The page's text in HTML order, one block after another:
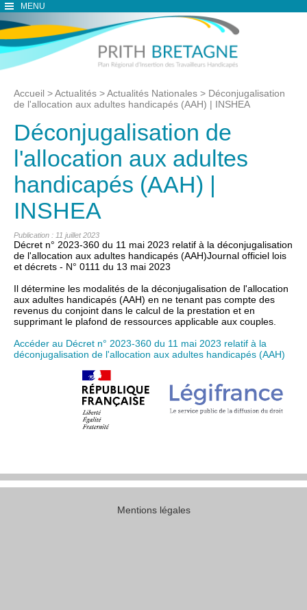
MENU
Accueil >Actualités >Actualités Nationales > Déconjugalisation
de l'allocation aux adultes handicapés (AAH) | INSHEA
Déconjugalisation de
l'allocation aux adultes
handicapés (AAH) |
INSHEA
Publication : 11 juillet 2023
Décret n° 2023-360 du 11 mai 2023 relatif à la déconjugalisation
de l'allocation aux adultes handicapés (AAH)Journal officiel lois
et décrets - N° 0111 du 13 mai 2023
Il détermine les modalités de la déconjugalisation de l'allocation
aux adultes handicapés (AAH) en ne tenant pas compte des
revenus du conjoint dans le calcul de la prestation et en
supprimant le plafond de ressources applicable aux couples.
Accéder au Décret n° 2023-360 du 11 mai 2023 relatif à la
déconjugalisation de l'allocation aux adultes handicapés (AAH)
Mentions légales